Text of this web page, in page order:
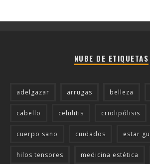
NUBE DE ETIQUETAS
adelgazar arrugas belleza
cabello celulitis criolipólisis
cuerpo sano cuidados estar
hilos tensores medicina estética